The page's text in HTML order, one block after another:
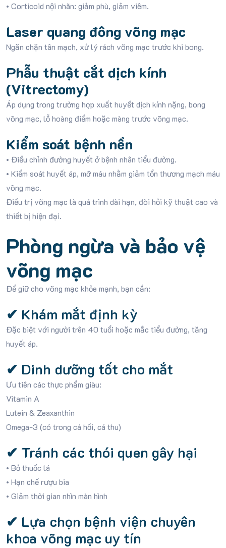
• Corticoid nội nhãn: giảm phù, giảm viêm.
Laser quang đông võng mạc
Ngăn chặn tân mạch, xử lý rách võng mạc trước khi bong.
Phẫu thuật cắt dịch kính
(Vitrectomy)
Áp dụng trong trường hợp xuất huyết dịch kính nặng, bong
võng mạc, lỗ hoàng điểm hoặc màng trước võng mạc.
Kiểm soát bệnh nền
• Điều chỉnh đường huyết ở bệnh nhân tiểu đường.
• Kiểm soát huyết áp, mỡ máu nhằm giảm tổn thương mạch máu
võng mạc.
Điều trị võng mạc là quá trình dài hạn, đòi hỏi kỹ thuật cao và
thiết bị hiện đại.
Phòng ngừa và bảo vệ
võng mạc
Để giữ cho võng mạc khỏe mạnh, bạn cần:
✔ Khám mắt định kỳ
Đặc biệt với người trên 40 tuổi hoặc mắc tiểu đường, tăng
huyết áp.
✔ Dinh dưỡng tốt cho mắt
Ưu tiên các thực phẩm giàu:
Vitamin A
Lutein & Zeaxanthin
Omega-3 (có trong cá hồi, cá thu)
✔ Tránh các thói quen gây hại
• Bỏ thuốc lá
• Hạn chế rượu bia
• Giảm thời gian nhìn màn hình
✔ Lựa chọn bệnh viện chuyên
khoa võng mạc uy tín